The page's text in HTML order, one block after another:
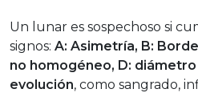
Un lunar es sospechoso si
signos: A: Asimetría, B:
no homogéneo, D: diámetro
evolución, como sangrado,